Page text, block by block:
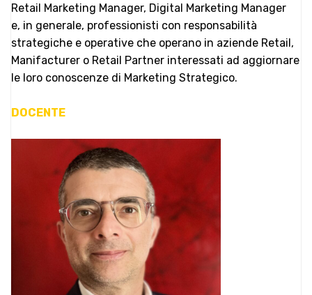
Retail Marketing Manager, Digital Marketing Manager
e, in generale, professionisti con responsabilità
strategiche e operative che operano in aziende Retail,
Manifacturer o Retail Partner interessati ad aggiornare
le loro conoscenze di Marketing Strategico.
DOCENTE